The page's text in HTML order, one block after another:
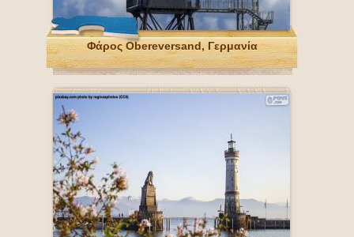
Φάρος Obereversand, Γερμανία